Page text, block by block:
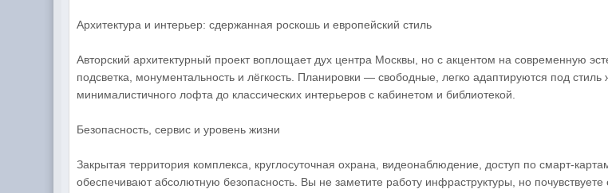
Архитектура и интерьер: сдержанная роскошь и европейский стиль
Авторский архитектурный проект воплощает дух центра Москвы, но с акцентом на современную
подсветка, монументальность и лёгкость. Планировки — свободные, легко адаптируются под стиль
минималистичного лофта до классических интерьеров с кабинетом и библиотекой.
Безопасность, сервис и уровень жизни
Закрытая территория комплекса, круглосуточная охрана, видеонаблюдение, доступ по смарт-
обеспечивают абсолютную безопасность. Вы не заметите работу инфраструктуры, но